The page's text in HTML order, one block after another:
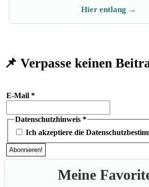
Hier entlang →
📌 Verpasse keinen
E-Mail *
Datenschutzhinweis *
Ich akzeptiere die
Meine